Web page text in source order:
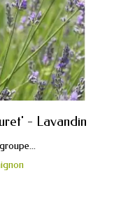
- Lavandin